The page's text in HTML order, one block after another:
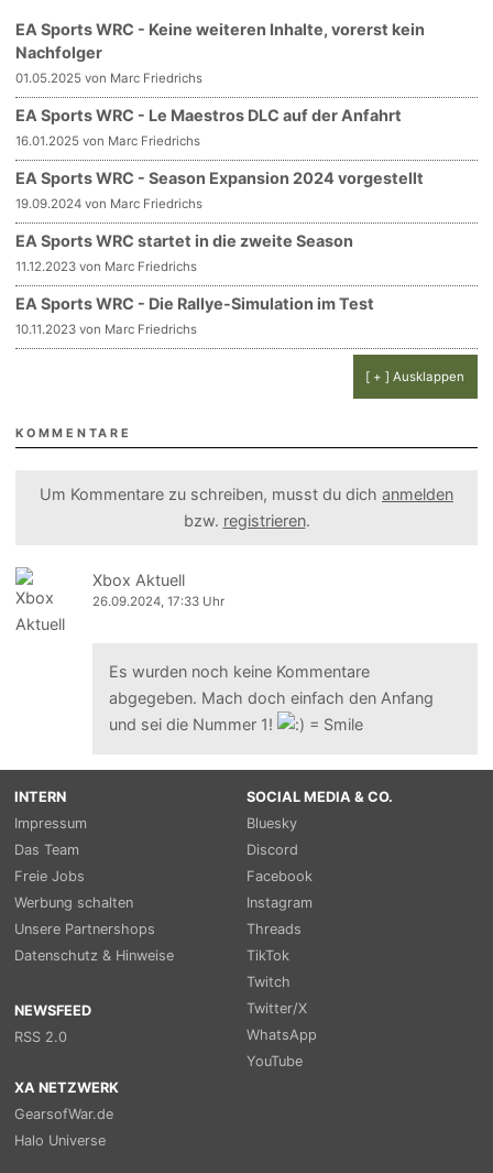
EA Sports WRC - Keine weiteren Inhalte, vorerst kein
Nachfolger
01.05.2025 von Marc Friedrichs
EA Sports WRC - Le Maestros DLC auf der Anfahrt
16.01.2025 von Marc Friedrichs
EA Sports WRC - Season Expansion 2024 vorgestellt
19.09.2024 von Marc Friedrichs
EA Sports WRC startet in die zweite Season
11.12.2023 von Marc Friedrichs
EA Sports WRC - Die Rallye-Simulation im Test
10.11.2023 von Marc Friedrichs
[ + ] Ausklappen
KOMMENTARE
Um Kommentare zu schreiben, musst du dich anmelden
bzw. registrieren.
Xbox Aktuell
26.09.2024, 17:33 Uhr
Es wurden noch keine Kommentare
abgegeben. Mach doch einfach den Anfang
und sei die Nummer 1!
INTERN
Impressum
Das Team
Freie Jobs
Werbung schalten
Unsere Partnershops
Datenschutz & Hinweise
NEWSFEED
RSS 2.0
SOCIAL MEDIA & CO.
Bluesky
Discord
Facebook
Instagram
Threads
TikTok
Twitch
Twitter/X
WhatsApp
YouTube
XA NETZWERK
GearsofWar.de
Halo Universe